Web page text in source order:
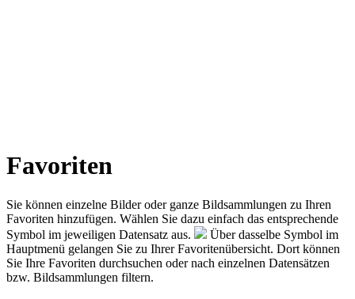
Favoriten
Sie können einzelne Bilder oder ganze Bildsammlungen zu Ihren
Favoriten hinzufügen. Wählen Sie dazu einfach das entsprechende
Symbol im jeweiligen Datensatz aus.
Über dasselbe Symbol im
Hauptmenü gelangen Sie zu Ihrer Favoritenübersicht. Dort können
Sie Ihre Favoriten durchsuchen oder nach einzelnen Datensätzen
bzw. Bildsammlungen filtern.